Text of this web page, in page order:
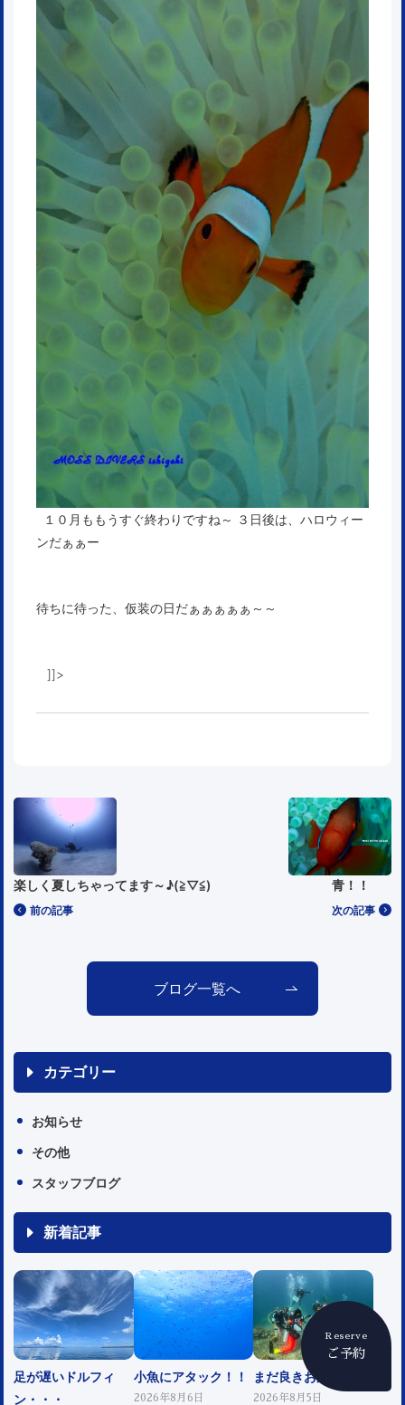
Reserve
ご予約
１０月ももうすぐ終わりですね～ ３日後は、ハロウィー
ンだぁぁー
待ちに待った、仮装の日だぁぁぁぁぁ～～
]]>
前の記事
楽しく夏しちゃってます～♪(≧▽≦)
次の記事
青！！
ブログ一覧へ
カテゴリー
お知らせ
その他
スタッフブログ
新着記事
足が遅いドルフィ
ン・・・
小魚にアタック！！
2026年8月6日
まだ良きお天気！！
2026年8月5日